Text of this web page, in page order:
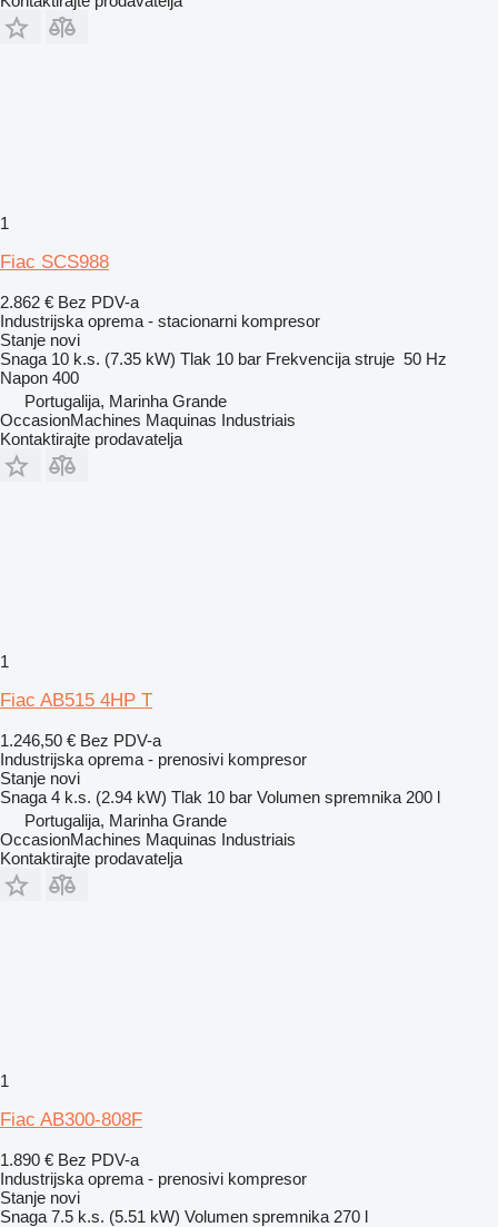
1
Fiac SCS988
2.862 € Bez PDV-a
Industrijska oprema - stacionarni kompresor
Stanje novi
Snaga 10 k.s. (7.35 kW) Tlak 10 bar Frekvencija struje 50 Hz
Napon 400
Portugalija, Marinha Grande
OccasionMachines Maquinas Industriais
Kontaktirajte prodavatelja
1
Fiac AB515 4HP T
1.246,50 € Bez PDV-a
Industrijska oprema - prenosivi kompresor
Stanje novi
Snaga 4 k.s. (2.94 kW) Tlak 10 bar Volumen spremnika 200 l
Portugalija, Marinha Grande
OccasionMachines Maquinas Industriais
Kontaktirajte prodavatelja
1
Fiac AB300-808F
1.890 € Bez PDV-a
Industrijska oprema - prenosivi kompresor
Stanje novi
Snaga 7.5 k.s. (5.51 kW) Volumen spremnika 270 l